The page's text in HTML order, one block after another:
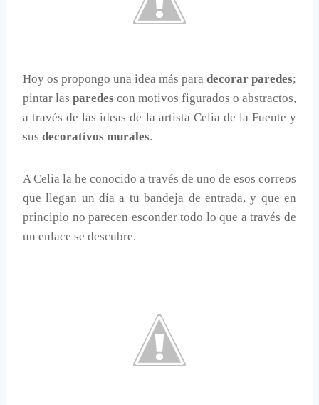
Hoy os propongo una idea más para decorar paredes;
pintar las paredes con motivos figurados o abstractos,
a través de las ideas de la artista Celia de la Fuente y
sus decorativos murales.
A Celia la he conocido a través de uno de esos correos
que llegan un día a tu bandeja de entrada, y que en
principio no parecen esconder todo lo que a través de
un enlace se descubre.